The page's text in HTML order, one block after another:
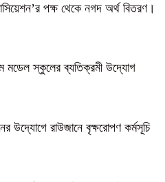
পক্ষ থেকে নগদ অর্থ বিতরণ।
মডেল স্কুলের ব্যতিক্রমী উদ্যোগ
উদ্যোগে রাউজানে বৃক্ষরোপণ কর্মসূচি